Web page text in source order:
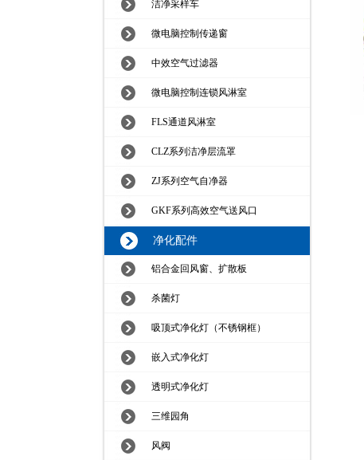
洁净采样车
微电脑控制传递窗
中效空气过滤器
微电脑控制连锁风淋室
FLS通道风淋室
CLZ系列洁净层流罩
ZJ系列空气自净器
GKF系列高效空气送风口
净化配件
铝合金回风窗、扩散板
杀菌灯
吸顶式净化灯（不锈钢框）
嵌入式净化灯
透明式净化灯
三维园角
风阀